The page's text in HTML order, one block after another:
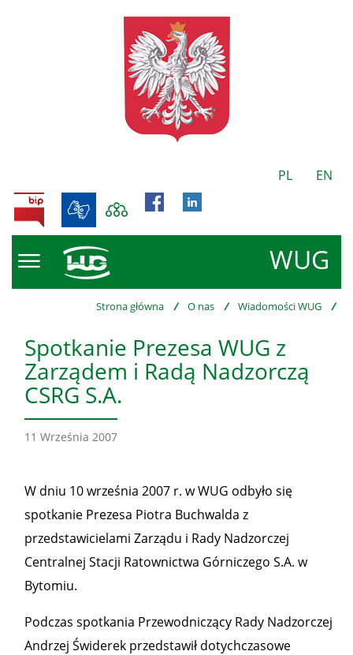
PL EN
WUG
BIP
Strona główna / O nas / Wiadomości WUG /
Spotkanie Prezesa WUG z
Zarządem i Radą Nadzorczą
CSRG S.A.
11 Września 2007
W dniu 10 września 2007 r. w WUG odbyło się
spotkanie Prezesa Piotra Buchwalda z
przedstawicielami Zarządu i Rady Nadzorczej
Centralnej Stacji Ratownictwa Górniczego S.A. w
Bytomiu.
Podczas spotkania Przewodniczący Rady Nadzorczej
Andrzej Świderek przedstawił dotychczasowe